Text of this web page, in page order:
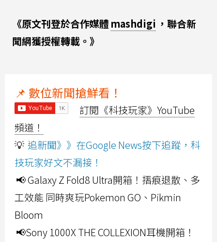
《原文刊登於合作媒體 mashdigi ，聯合新
聞網獲授權轉載。》
📌 數位新聞搶鮮看！
訂閱《科技玩家》YouTube
頻道！
💡 追新聞》》在Google News按下追蹤，科
技玩家好文不漏接！
📢 Galaxy Z Fold8 Ultra開箱！摺痕退散、多
工效能 同時爽玩Pokemon GO、Pikmin
Bloom
📢Sony 1000X THE COLLEXION耳機開箱！